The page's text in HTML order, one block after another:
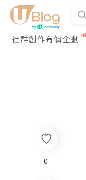
社群創作有價企劃
0